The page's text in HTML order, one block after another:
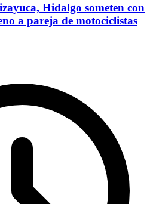
Hidalgo someten con
a pareja de motociclistas